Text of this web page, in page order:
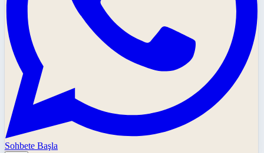
Sohbete Başla